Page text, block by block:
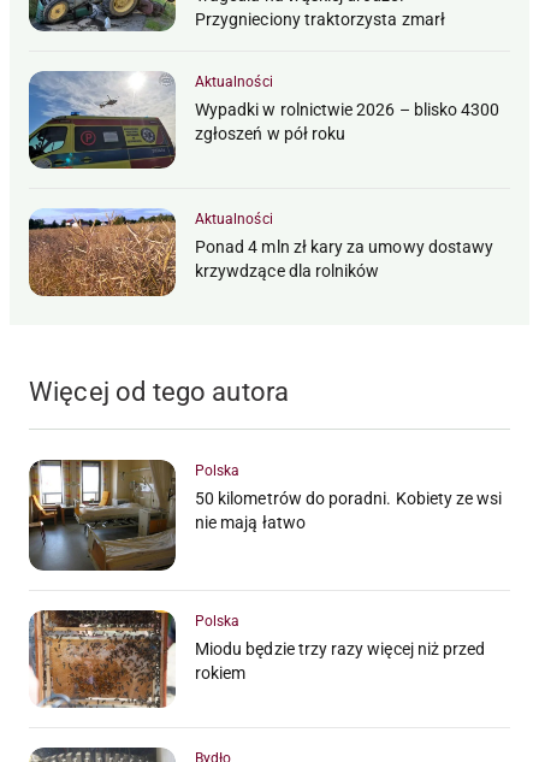
Przygnieciony traktorzysta zmarł
Aktualności
Wypadki w rolnictwie 2026 – blisko 4300
zgłoszeń w pół roku
Aktualności
Ponad 4 mln zł kary za umowy dostawy
krzywdzące dla rolników
Więcej od tego autora
Polska
50 kilometrów do poradni. Kobiety ze wsi
nie mają łatwo
Polska
Miodu będzie trzy razy więcej niż przed
rokiem
Bydło